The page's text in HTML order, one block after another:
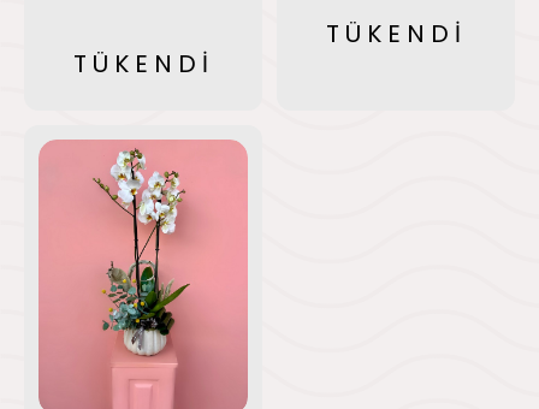
TÜKENDİ
TÜKENDİ